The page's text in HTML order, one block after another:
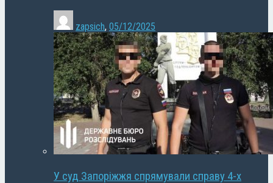
zapsich, 05/12/2025
У суд Запоріжжя спрямували справу 4-х